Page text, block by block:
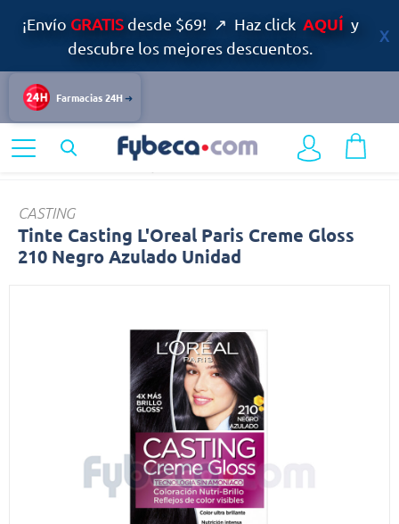
¡Envío GRATISdesde $69! ↗ Haz click AQUÍ y
descubre los mejores descuentos.
Farmacias 24H
Tintes y Coloración
CASTING
Tinte Casting L'Oreal Paris Creme Gloss
210 Negro Azulado Unidad